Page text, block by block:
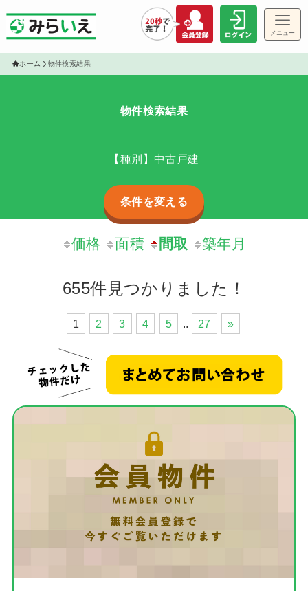
メニュー
ホーム 物件検索結果
物件検索結果
【種別】中古戸建
条件を変える
価格 面積 間取 築年月
655件見つかりました！
1 2 3 4 5 .. 27 »